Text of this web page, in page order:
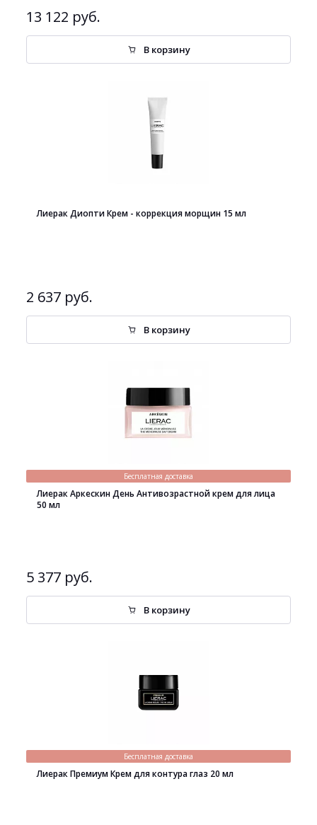
13 122 руб.
В корзину
Лиерак Диопти Крем - коррекция морщин 15 мл
2 637 руб.
В корзину
Бесплатная доставка
Лиерак Аркескин День Антивозрастной крем для лица
50 мл
5 377 руб.
В корзину
Бесплатная доставка
Лиерак Премиум Крем для контура глаз 20 мл